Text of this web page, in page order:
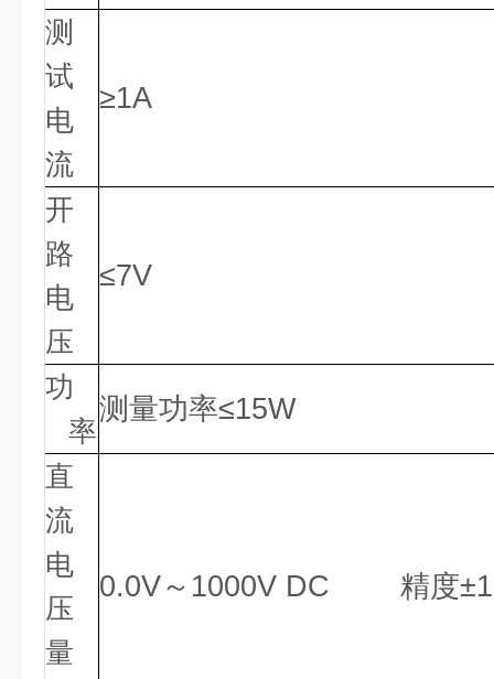
测
试
电
流
≥1A
开
路
电
压
≤7V
功
率
测量功率≤15W
直
流
电
压
量
0.0V～1000V DC 精度